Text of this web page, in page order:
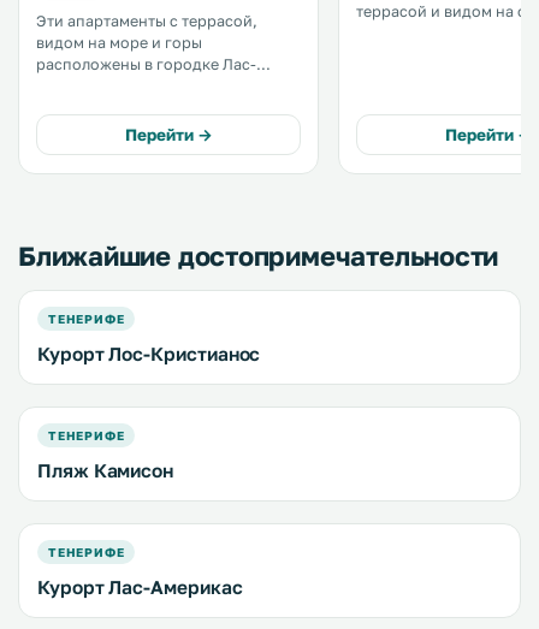
Эти апартаменты с террасой,
видом на море и горы
расположены в городке Лас-
гостиная зона и мини-кухня с
холодильником, плитой и
микроволновой печью. .
Перейти →
террасой и видом на
побережье Тенерифе. .
Перейти →
Ближайшие достопримечательности
ТЕНЕРИФЕ
Курорт Лос-Кристианос
ТЕНЕРИФЕ
Пляж Камисон
ТЕНЕРИФЕ
Курорт Лас-Америкас